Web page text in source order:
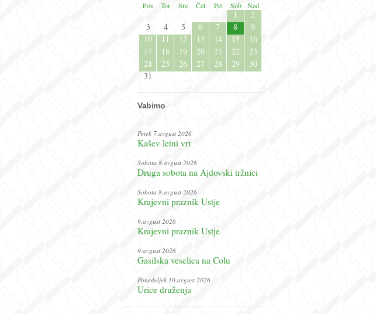
Pon
Tor Sre Čet Pet Sob Ned
1
2
3
4 5 6 7 8
9
10
11 12 13 14 15
16
17
18 19 20 21 22
23
24
25 26 27 28 29
30
31
Vabimo
Petek 7.avgust 2026
Kašev letni vrt
Sobota 8.avgust 2026
Druga sobota na Ajdovski tržnici
Sobota 8.avgust 2026
Krajevni praznik Ustje
9.avgust 2026
Krajevni praznik Ustje
9.avgust 2026
Gasilska veselica na Colu
Ponedeljek 10.avgust 2026
Urice druženja